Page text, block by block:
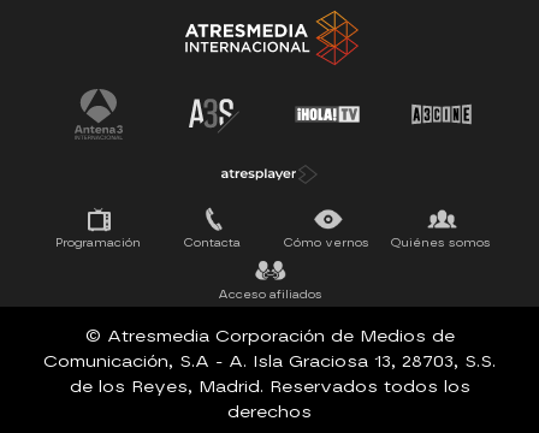
Tu cara me suena Pasapalabra
Programación Contacta Cómo vernos Quiénes somos
Acceso afiliados
© Atresmedia Corporación de Medios de
Comunicación, S.A - A. Isla Graciosa 13, 28703, S.S.
de los Reyes, Madrid. Reservados todos los
derechos